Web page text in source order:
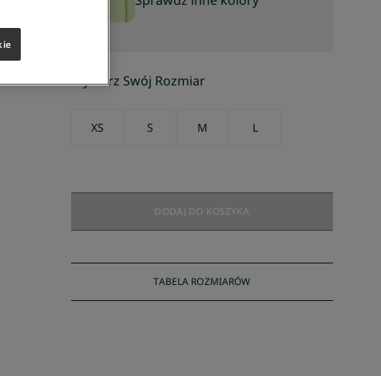
Wybierz Swój Rozmiar
XS S M L
DODAJ DO KOSZYKA
TABELA ROZMIARÓW